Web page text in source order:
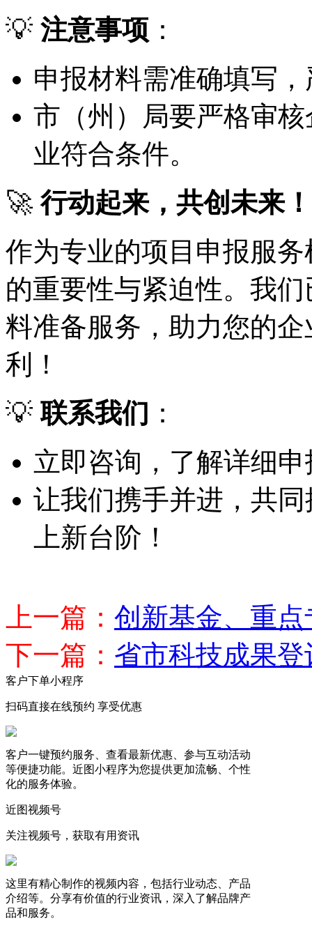
💡 注意事项 ：
申报材料需准确填写
市（州）局要严格审
业符合条件。
🚀行动起来，共创未来！
作为专业的项目申报服
的重要性与紧迫性。我
料准备服务，助力您的
利！
💡联系我们 ：
立即咨询，了解详细
让我们携手并进，共
上新台阶！
上一篇： 创新基金、重
下一篇： 省市科技成果登
客户下单小程序
扫码直接在线预约 享受优惠
客户一键预约服务、查看最新优惠、参与互动活动
等便捷功能。近图小程序为您提供更加流畅、个性
化的服务体验。
近图视频号
关注视频号，获取有用资讯
这里有精心制作的视频内容，包括行业动态、产品
介绍等。分享有价值的行业资讯，深入了解品牌产
品和服务。